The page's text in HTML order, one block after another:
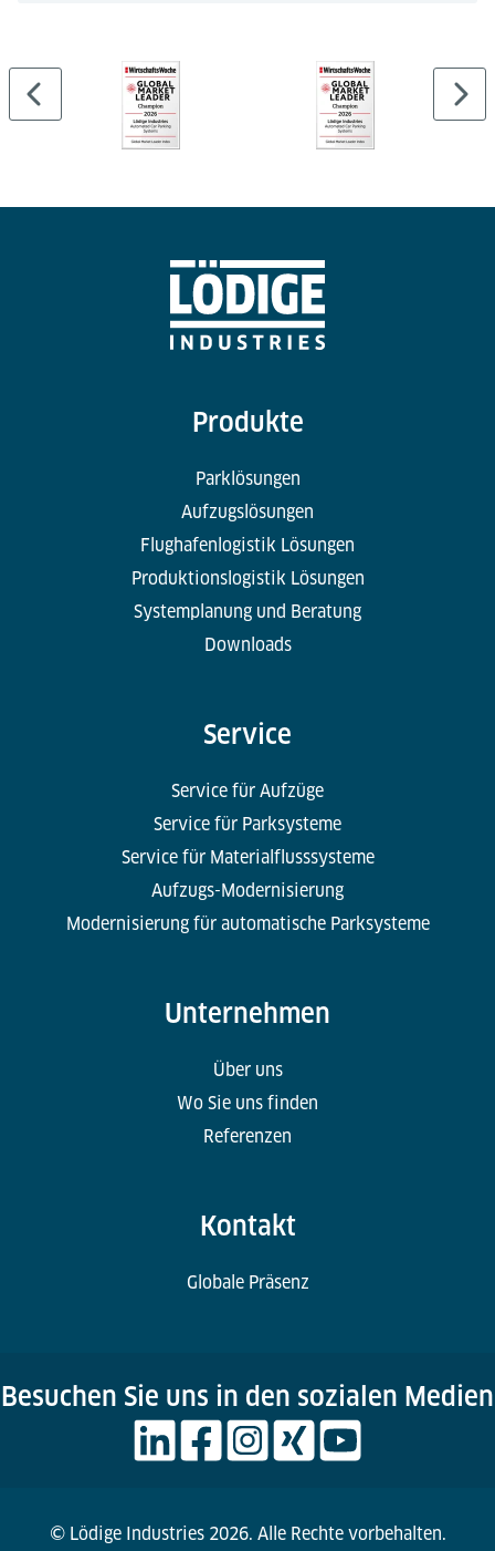
Produkte
Parklösungen
Aufzugslösungen
Flughafenlogistik Lösungen
Produktionslogistik Lösungen
Systemplanung und Beratung
Downloads
Service
Service für Aufzüge
Service für Parksysteme
Service für Materialflusssysteme
Aufzugs-Modernisierung
Modernisierung für automatische Parksysteme
Unternehmen
Über uns
Wo Sie uns finden
Referenzen
Kontakt
Globale Präsenz
Besuchen Sie uns in den sozialen Medien
© Lödige Industries 2026. Alle Rechte vorbehalten.